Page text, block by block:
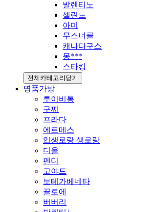
발렌티노
셀린느
아미
무스너클
캐나다구스
몽***
스타킹
전체카테고리닫기
명품가방
루이비통
구찌
프라다
에르메스
입생로랑 생로랑
디올
펜디
고야드
보테가베네타
끌로에
버버리